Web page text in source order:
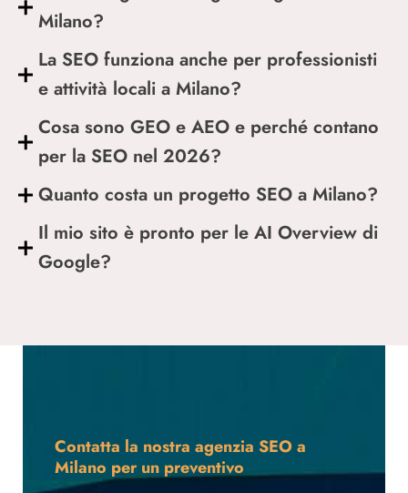
Milano?
La SEO funziona anche per professionisti
e attività locali a Milano?
Cosa sono GEO e AEO e perché contano
per la SEO nel 2026?
Quanto costa un progetto SEO a Milano?
Il mio sito è pronto per le AI Overview di
Google?
Contatta la nostra agenzia SEO a
Milano per un preventivo